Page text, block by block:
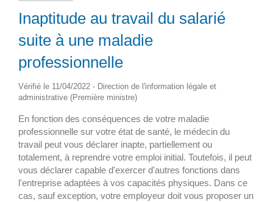
Inaptitude au travail du salarié
suite à une maladie
professionnelle
Vérifié le 11/04/2022 - Direction de l'information légale et
administrative (Première ministre)
En fonction des conséquences de votre maladie
professionnelle sur votre état de santé, le médecin du
travail peut vous déclarer inapte, partiellement ou
totalement, à reprendre votre emploi initial. Toutefois, il peut
vous déclarer capable d'exercer d'autres fonctions dans
l'entreprise adaptées à vos capacités physiques. Dans ce
cas, sauf exception, votre employeur doit vous proposer un